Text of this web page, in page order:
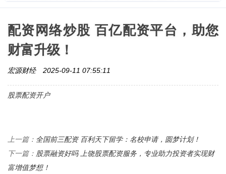
配资网络炒股 百亿配资平台，助您
财富升级！
宏源财经 2025-09-11 07:55:11
股票配资开户
上一篇： 全国前三配资 百利天下留学：名校申请，圆梦计划！
下一篇： 股票融资好吗 上饶股票配资服务，专业助力投资者实现财
富增值梦想！